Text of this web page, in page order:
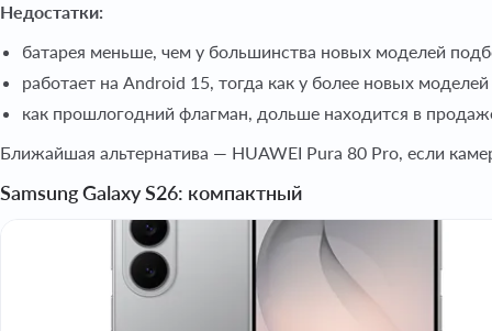
Недостатки:
батарея меньше, чем у большинства новых моделей
работает на Android 15, тогда как у более новых
как прошлогодний флагман, дольше находится в
Ближайшая альтернатива — HUAWEI Pura 80 Pro, если
Samsung Galaxy S26: компактный